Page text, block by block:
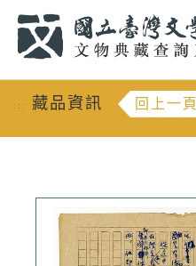
::: 藏品資訊 回上一頁